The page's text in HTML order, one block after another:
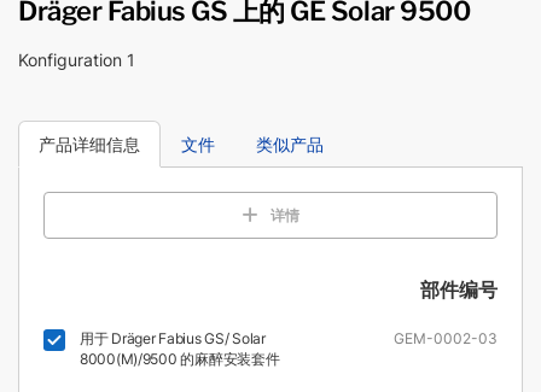
Dräger Fabius GS 上的 GE Solar 9500
Konfiguration 1
产品详细信息 文件 类似产品
详情
部件编号
用于 Dräger Fabius GS/ Solar
8000(M)/9500 的麻醉安装套件
GEM-0002-03